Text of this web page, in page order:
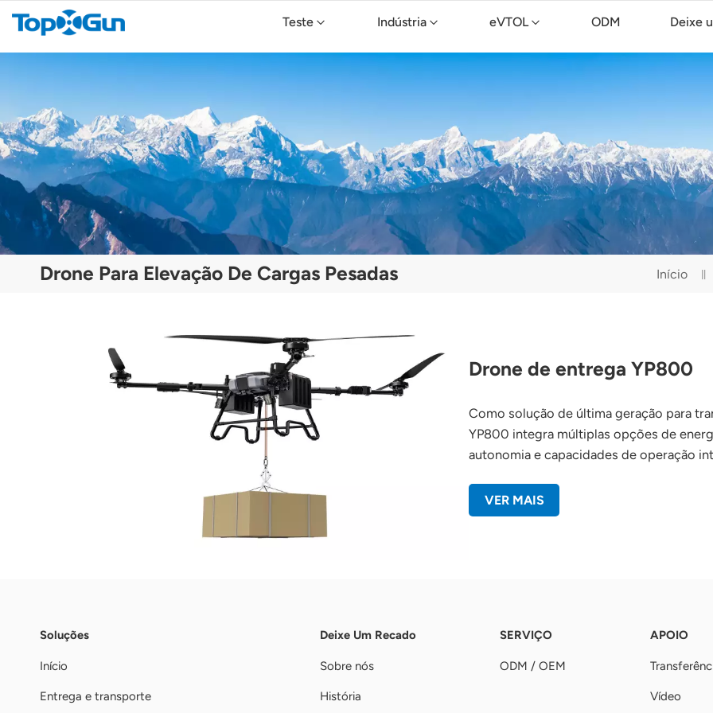
Teste Indústria eVTOL ODM Deixe
Drone Para Elevação De Cargas Pesadas Início
Drone de entrega YP800
Como solução de última geração para
YP800 integra múltiplas opções de
autonomia e capacidades de operação
VER MAIS
Soluções
Início
Entrega e transporte
Deixe Um Recado
Sobre nós
História
SERVIÇO
ODM / OEM
APOIO
Vídeo